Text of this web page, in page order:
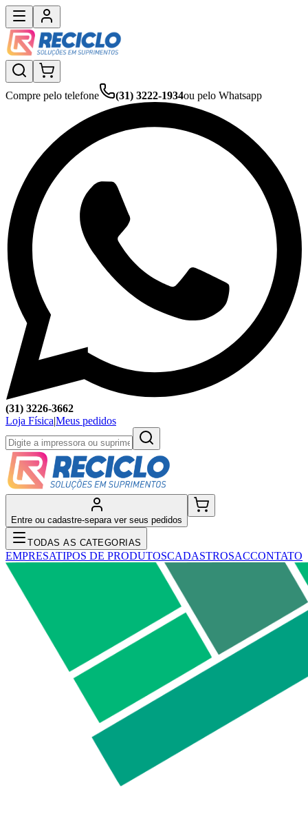
Compre pelo telefone (31) 3222-1934ou pelo Whatsapp
(31) 3226-3662
Loja Física|Meus pedidos
Entre ou cadastre-separa ver seus pedidos
TODAS AS CATEGORIAS
EMPRESATIPOS DE PRODUTOSCADASTROSACCONTATO